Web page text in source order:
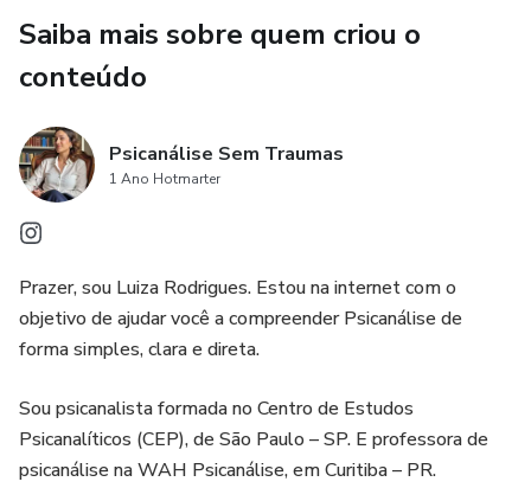
✅ Aspectos práticos - Precificação, local de atendimento,
marketing ético e questões legais;
✅ Bibliografia essencial - Lista curada dos livros
fundamentais e como organizar seus estudos;
✅ Especialização - Diferentes nichos da psicanálise
✅ Como construir uma carreira de sucesso;
Para quem é este guia:
Saiba mais sobre quem criou o
conteúdo
Psicanálise Sem Traumas
1 Ano Hotmarter
Prazer, sou Luiza Rodrigues. Estou na internet com o
objetivo de ajudar você a compreender Psicanálise de
forma simples, clara e direta.
Sou psicanalista formada no Centro de Estudos
Psicanalíticos (CEP), de São Paulo – SP. E professora de
psicanálise na WAH Psicanálise, em Curitiba – PR.